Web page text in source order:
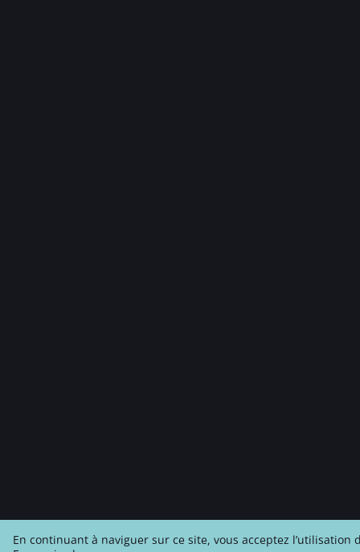
En continuant à naviguer sur ce site, vous acceptez l’utilisation